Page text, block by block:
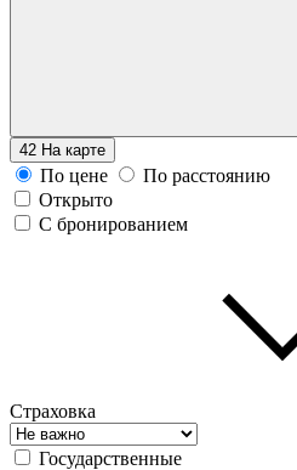
42 На карте
По цене
По расстоянию
Открыто
С бронированием
Страховка
Государственные